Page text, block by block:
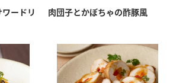
さと健康への取り組み
ニア東京「ぽん酢工房」
販
ードリ
肉団子とかぼちゃの酢豚風